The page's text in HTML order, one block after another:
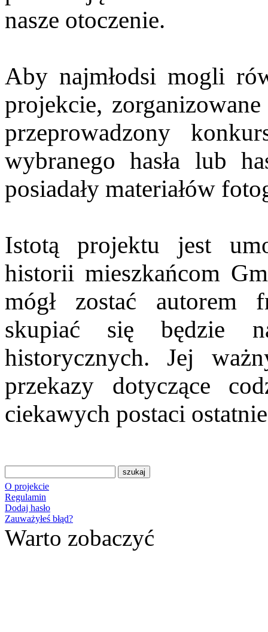
nasze otoczenie.
Aby najmłodsi mogli
projekcie,
przeprowadzony
wybranego hasła lub
posiadały materiałów
Istotą projektu jest
historii mieszkańcom
mógł zostać autorem
skupiać się będzie
historycznych. Jej
przekazy dotyczące
ciekawych postaci
O projekcie
Regulamin
Dodaj hasło
Zauważyłeś błąd?
Warto zobaczyć